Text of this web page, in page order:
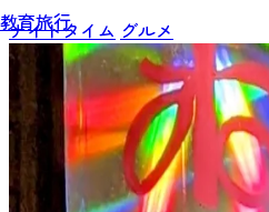
教育旅行
ナイトタイム グルメ